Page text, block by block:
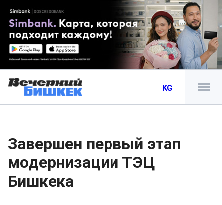
KG
Завершен первый этап
модернизации ТЭЦ
Бишкека